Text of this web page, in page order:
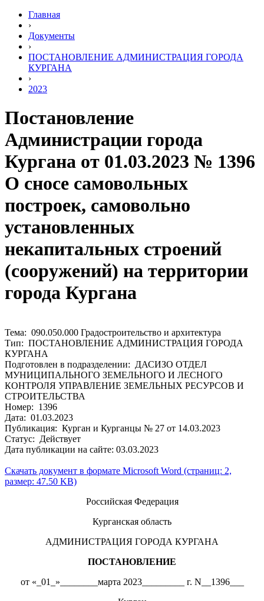
Главная
›
Документы
›
ПОСТАНОВЛЕНИЕ АДМИНИСТРАЦИЯ ГОРОДА
КУРГАНА
›
2023
Постановление
Администрации города
Кургана от 01.03.2023 № 1396
О сносе самовольных
построек, самовольно
установленных
некапитальных строений
(сооружений) на территории
города Кургана
Тема: 090.050.000 Градостроительство и архитектура
Тип: ПОСТАНОВЛЕНИЕ АДМИНИСТРАЦИЯ ГОРОДА
КУРГАНА
Подготовлен в подразделении: ДАСИЗО ОТДЕЛ
МУНИЦИПАЛЬНОГО ЗЕМЕЛЬНОГО И ЛЕСНОГО
КОНТРОЛЯ УПРАВЛЕНИЕ ЗЕМЕЛЬНЫХ РЕСУРСОВ И
СТРОИТЕЛЬСТВА
Номер: 1396
Дата: 01.03.2023
Публикация: Курган и Курганцы № 27 от 14.03.2023
Статус: Действует
Дата публикации на сайте: 03.03.2023
Скачать документ в формате Microsoft Word (страниц: 2,
размер: 47.50 KB)
Российская Федерация
Курганская область
АДМИНИСТРАЦИЯ ГОРОДА КУРГАНА
ПОСТАНОВЛЕНИЕ
от «_01_»________марта 2023_________ г. N__1396___